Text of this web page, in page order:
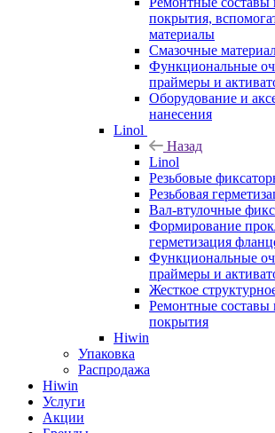
покрытия,
материалы
Смазочные
Функциональные
праймеры и
Оборудование и
нанесения
Linol
Назад
Linol
Резьбовые
Резьбовая
Вал-втулочные
Формирование
герметизация
Функциональные
праймеры и
Жесткое
Ремонтные
покрытия
Hiwin
Упаковка
Распродажа
Hiwin
Услуги
Акции